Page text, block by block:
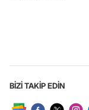
BİZİ TAKİP EDİN